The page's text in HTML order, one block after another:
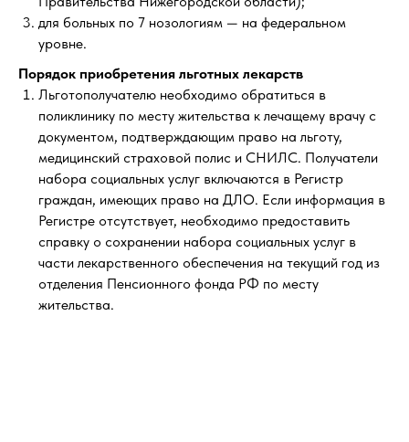
для больных по 7 нозологиям — на федеральном
уровне.
Порядок приобретения льготных лекарств
Льготополучателю необходимо обратиться в
поликлинику по месту жительства к лечащему врачу с
документом, подтверждающим право на льготу,
медицинский страховой полис и СНИЛС. Получатели
набора социальных услуг включаются в Регистр
граждан, имеющих право на ДЛО. Если информация в
Регистре отсутствует, необходимо предоставить
справку о сохранении набора социальных услуг в
части лекарственного обеспечения на текущий год из
отделения Пенсионного фонда РФ по месту
жительства.